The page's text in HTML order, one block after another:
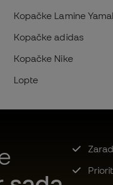
Kopačke Lamine Yamal
Kopačke adidas
Kopačke Nike
Lopte